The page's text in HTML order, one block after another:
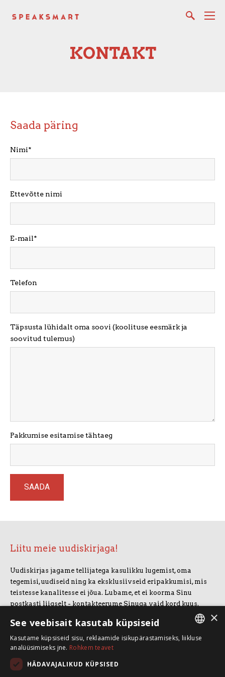
KONTAKT
Saada päring
Nimi
Ettevõtte nimi
E-mail
Telefon
Täpsusta lühidalt oma soovi (koolituse eesmärk ja
soovitud tulemus)
Pakkumise esitamise tähtaeg
Liitu meie uudiskirjaga!
Uudiskirjas jagame tellijatega kasulikku lugemist, oma
tegemisi, uudiseid ning ka eksklusiivseid eripakkumisi, mis
teistesse kanalitesse ei jõua. Lubame, et ei koorma Sinu
postkasti liigselt - kontakteerume Sinuga vaid kord kuus.
LIITUN UUDISKIRJAGA
×
See veebisait kasutab küpsiseid
Kasutame küpsiseid sisu, reklaamide isikupärastamiseks, liikluse
analüüsimiseks jne. Rohkem teavet
HÄDAVAJALIKUD KÜPSISED